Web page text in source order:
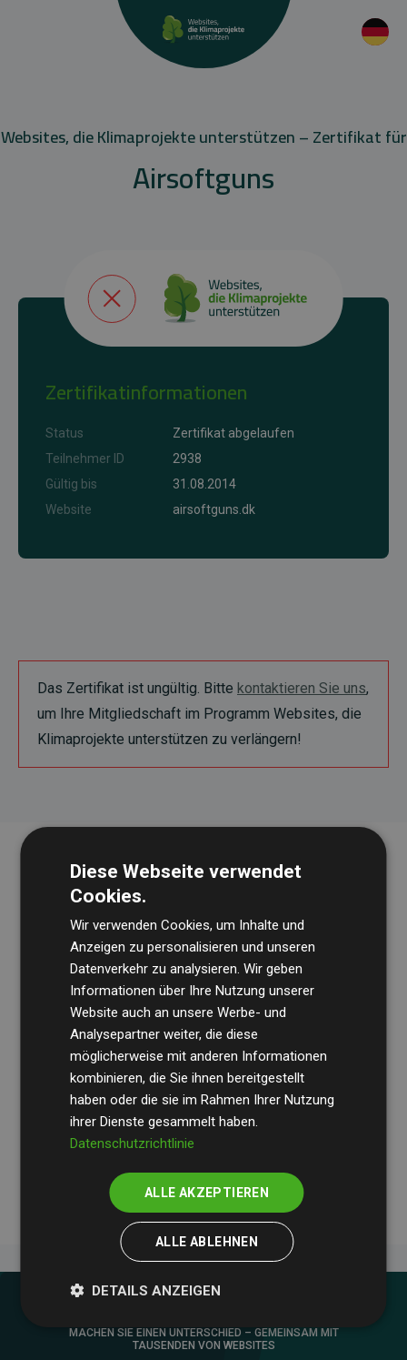
Websites, die Klimaprojekte unterstützen – Zertifikat für
Airsoftguns
Zertifikatinformationen
Status
Zertifikat abgelaufen
Teilnehmer ID
2938
Gültig bis
31.08.2014
Website
airsoftguns.dk
Das Zertifikat ist ungültig. Bitte kontaktieren Sie uns,
um Ihre Mitgliedschaft im Programm Websites, die
Klimaprojekte unterstützen zu verlängern!
Die Wirtschaftsprüfungsgesellschaft BDOüberprüft
regelmäßig unsere Berechnungen und Methodik, um
Transparenz und Verlässlichkeit sicherzustellen.
Ihre Prüfungen belegen, dass unsere Investitionen in
Klimaschutzprojekte im Durchschnitt200 % der
geschätzten CO₂-Emissionender teilnehmenden
Websites kompensieren – ein klarer Nachweis für die
messbare Klimawirkung unseres Ansatzes.
MACHEN SIE EINEN UNTERSCHIED – GEMEINSAM MIT
TAUSENDEN VON WEBSITES
Diese Webseite verwendet
Cookies.
Wir verwenden Cookies, um Inhalte und
Anzeigen zu personalisieren und unseren
Datenverkehr zu analysieren. Wir geben
Informationen über Ihre Nutzung unserer
Website auch an unsere Werbe- und
Analysepartner weiter, die diese
möglicherweise mit anderen Informationen
kombinieren, die Sie ihnen bereitgestellt
haben oder die sie im Rahmen Ihrer Nutzung
ihrer Dienste gesammelt haben.
Datenschutzrichtlinie
ALLE AKZEPTIEREN
ALLE ABLEHNEN
DETAILS ANZEIGEN